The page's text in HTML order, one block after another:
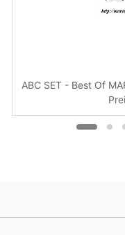
ABC SET - Best Of